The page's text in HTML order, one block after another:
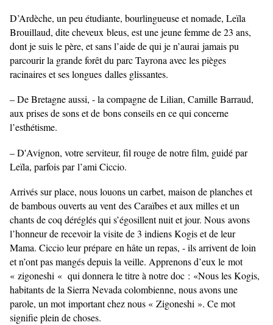
D’Ardèche, un peu étudiante, bourlingueuse et nomade, Leïla
Brouillaud, dite cheveux bleus, est une jeune femme de 23 ans,
dont je suis le père, et sans l’aide de qui je n’aurai jamais pu
parcourir la grande forêt du parc Tayrona avec les pièges
racinaires et ses longues dalles glissantes.
– De Bretagne aussi, - la compagne de Lilian, Camille Barraud,
aux prises de sons et de bons conseils en ce qui concerne
l’esthétisme.
– D'Avignon, votre serviteur, fil rouge de notre film, guidé par
Leïla, parfois parl’ami Ciccio.
Arrivés sur place, nous louons un carbet, maison de planches et
de bambous ouverts au ventdes Caraïbes et aux milles et un
chants de coq déréglés qui s’égosillent nuit et jour. Nous avons
l’honneur de recevoir la visite de 3 indiens Kogis et de leur
Mama. Ciccio leur prépare en hâte un repas, - ils arrivent de loin
et n’ont pas mangés depuis la veille. Apprenons d’eux le mot
« zigoneshi « qui donnera le titre à notre doc : «Nous les Kogis,
habitants de la Sierra Nevada colombienne, nous avons une
parole, un motimportant chez nous « Zigoneshi ». Ce mot
signifie plein de choses.